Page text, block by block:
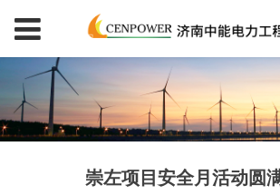
崇左项目安全月活动圆